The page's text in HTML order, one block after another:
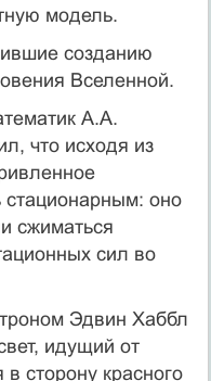
модель.
созданию
Вселенной.
А.А.
что исходя из
стационарным: оно
сжиматься
сил во
Эдвин Хаббл
идущий от
сторону красного